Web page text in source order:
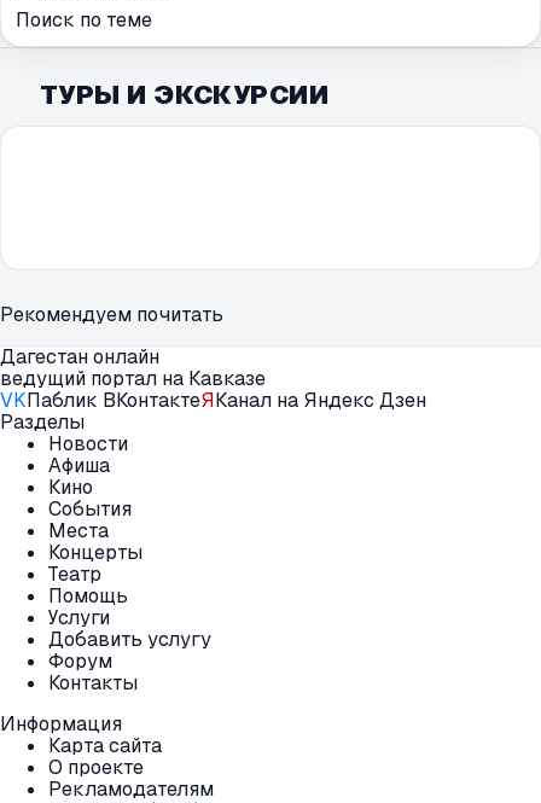
Поиск по теме
ТУРЫ И ЭКСКУРСИИ
Рекомендуем почитать
Дагестан онлайн
ведущий портал на Кавказе
VKПаблик ВКонтактеЯКанал на Яндекс Дзен
Разделы
Новости
Афиша
Кино
События
Места
Концерты
Театр
Помощь
Услуги
Добавить услугу
Форум
Контакты
Информация
Карта сайта
О проекте
Рекламодателям